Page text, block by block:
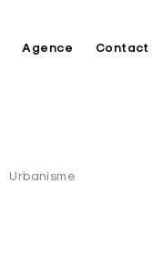
Agence Contact
Urbanisme